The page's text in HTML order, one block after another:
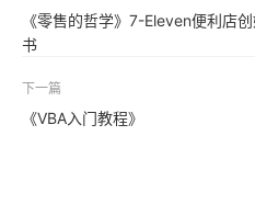
《零售的哲学》7-Eleven便利店
书
下一篇
《VBA入门教程》